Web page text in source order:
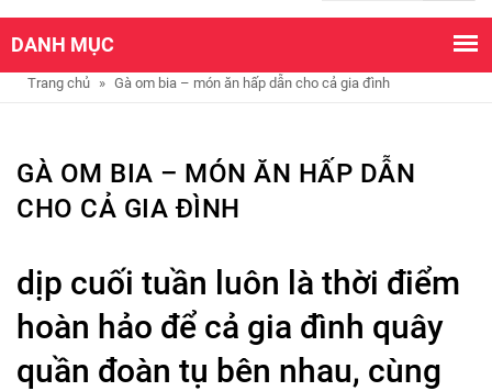
DANH MỤC
Trang chủ » Gà om bia – món ăn hấp dẫn cho cả gia đình
GÀ OM BIA – MÓN ĂN HẤP DẪN
CHO CẢ GIA ĐÌNH
dịp cuối tuần luôn là thời điểm
hoàn hảo để cả gia đình quây
quần đoàn tụ bên nhau, cùng